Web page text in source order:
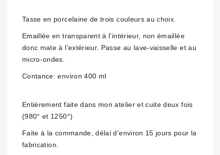
Tasse en porcelaine de trois couleurs au choix.
Emaillée en transparent à l'intérieur, non émaillée
donc mate à l'extérieur. Passe au lave-vaisselle et au
micro-ondes.
Contance: environ 400 ml
Entièrement faite dans mon atelier et cuite deux fois
(980° et 1250°)
Faite à la commande, délai d'environ 15 jours pour la
fabrication.